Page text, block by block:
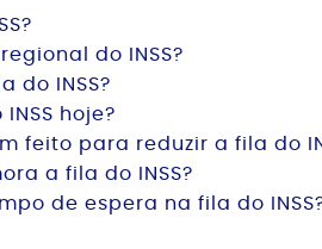
do INSS?
do INSS?
hoje?
feito para reduzir a fila do
a fila do INSS?
de espera na fila do